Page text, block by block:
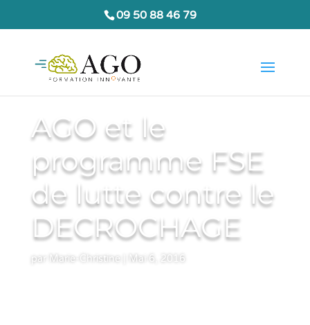
09 50 88 46 79
AGO et le
programme FSE
de lutte contre le
DECROCHAGE
par Marie-Christine Mai 6, 2016